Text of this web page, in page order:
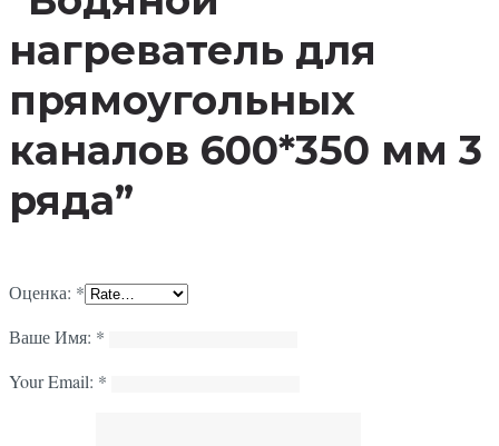
нагреватель для
прямоугольных
каналов 600*350 мм 3
ряда”
Оценка: *
Ваше Имя: *
Your Email: *